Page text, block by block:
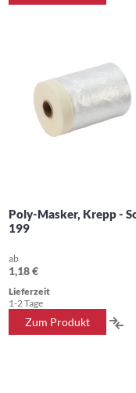
Poly-Masker, Krepp -
199
ab
1,18 €
Lieferzeit
1-2 Tage
Zum Produkt